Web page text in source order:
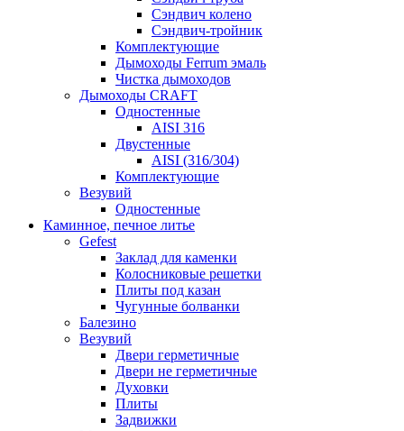
Сэндвич колено
Сэндвич-тройник
Комплектующие
Дымоходы Ferrum эмаль
Чистка дымоходов
Дымоходы CRAFT
Одностенные
AISI 316
Двустенные
AISI (316/304)
Комплектующие
Везувий
Одностенные
Каминное, печное литье
Gefest
Заклад для каменки
Колосниковые решетки
Плиты под казан
Чугунные болванки
Балезино
Везувий
Двери герметичные
Двери не герметичные
Духовки
Плиты
Задвижки